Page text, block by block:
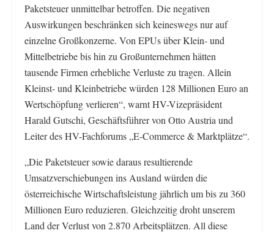
Paketsteuer unmittelbar betroffen. Die negativen
Auswirkungen beschränken sich keineswegs nur auf
einzelne Großkonzerne. Von EPUs über Klein- und
Mittelbetriebe bis hin zu Großunternehmen hätten
tausende Firmen erhebliche Verluste zu tragen. Allein
Kleinst- und Kleinbetriebe würden 128 Millionen Euro an
Wertschöpfung verlieren“, warnt HV-Vizepräsident
Harald Gutschi, Geschäftsführer von Otto Austria und
Leiter des HV-Fachforums „E-Commerce & Marktplätze“.
„Die Paketsteuer sowie daraus resultierende
Umsatzverschiebungen ins Ausland würden die
österreichische Wirtschaftsleistung jährlich um bis zu 360
Millionen Euro reduzieren. Gleichzeitig droht unserem
Land der Verlust von 2.870 Arbeitsplätzen. All diese